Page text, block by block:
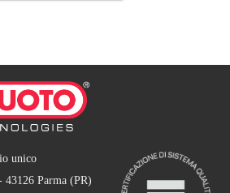
unico
Parma (PR)